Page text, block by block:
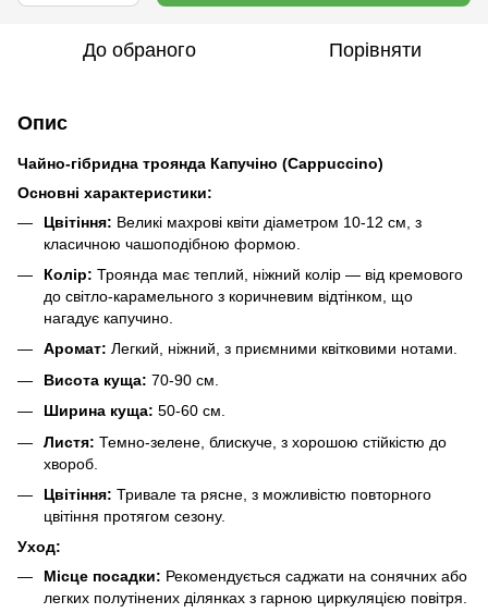
До обраного Порівняти
Опис
Чайно-гібридна троянда Капучіно (Cappuccino)
Основні характеристики:
Цвітіння: Великі махрові квіти діаметром 10-12 см, з
класичною чашоподібною формою.
Колір: Троянда має теплий, ніжний колір — від кремового
до світло-карамельного з коричневим відтінком, що
нагадує капучино.
Аромат: Легкий, ніжний, з приємними квітковими нотами.
Висота куща: 70-90 см.
Ширина куща: 50-60 см.
Листя: Темно-зелене, блискуче, з хорошою стійкістю до
хвороб.
Цвітіння: Тривале та рясне, з можливістю повторного
цвітіння протягом сезону.
Уход:
Місце посадки: Рекомендується саджати на сонячних або
легких полутінених ділянках з гарною циркуляцією повітря.